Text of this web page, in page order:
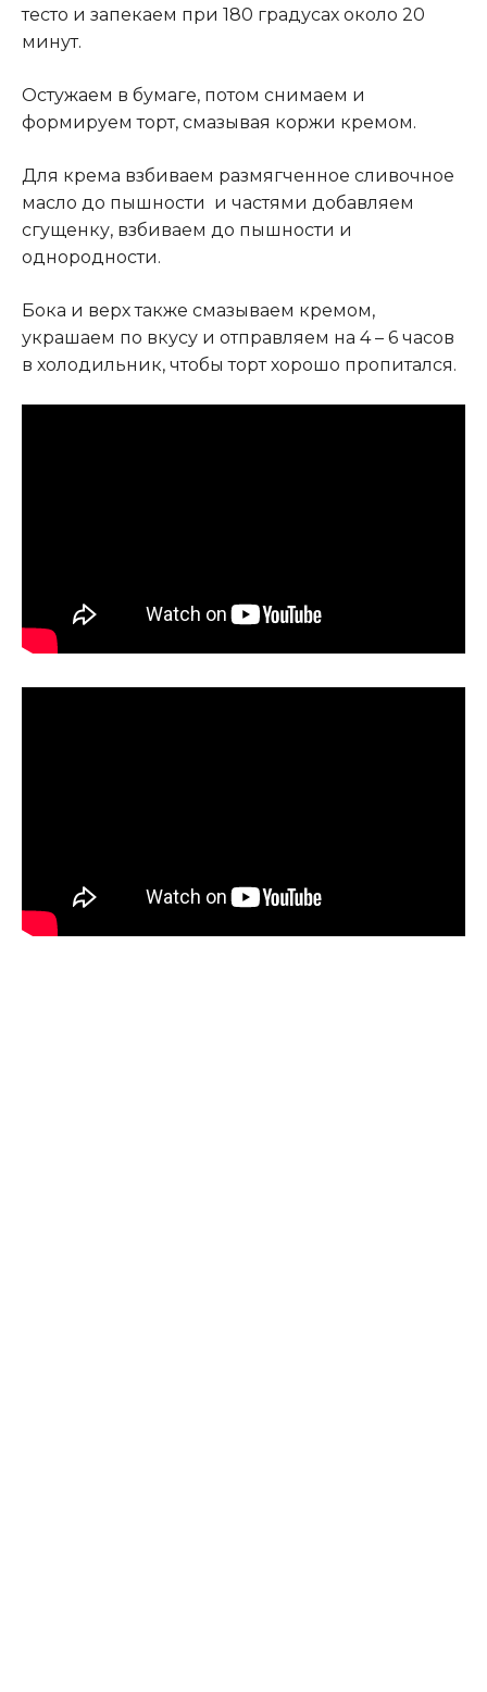
тесто и запекаем при 180 градусах около 20
минут.
Остужаем в бумаге, потом снимаем и
формируем торт, смазывая коржи кремом.
Для крема взбиваем размягченное сливочное
масло до пышности и частями добавляем
сгущенку, взбиваем до пышности и
однородности.
Бока и верх также смазываем кремом,
украшаем по вкусу и отправляем на 4 – 6 часов
в холодильник, чтобы торт хорошо пропитался.